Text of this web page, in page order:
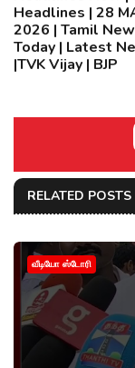
Headlines | 28
2026 | Tamil
Today | Latest
|TVK Vijay | BJP
RELATED POSTS
வீடியோ ஸ்டோரி